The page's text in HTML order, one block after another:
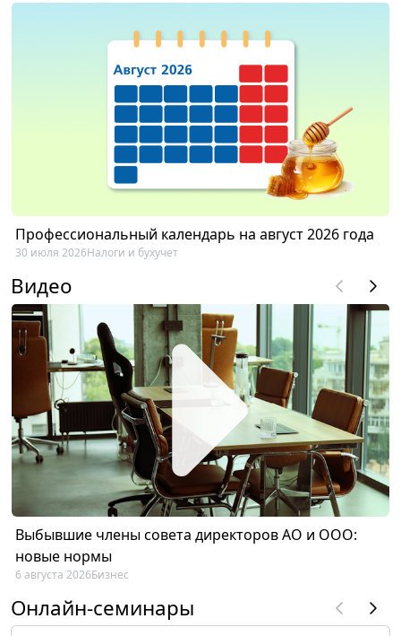
Профессиональный календарь на август 2026 года
30 июля 2026Налоги и бухучет
Видео
Выбывшие члены совета директоров АО и ООО:
новые нормы
6 августа 2026Бизнес
Онлайн-семинары